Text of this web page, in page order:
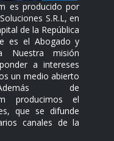
es producido por
S.R.L, en
de la República
es el Abogado y
Nuestra misión
a intereses
un medio abierto
de
producimos el
que se difunde
canales de la